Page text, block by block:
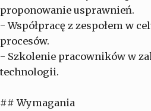
proponowanie usprawnień.
- Współpracę z zespołem w
procesów.
- Szkolenie pracowników w
technologii.
## Wymagania